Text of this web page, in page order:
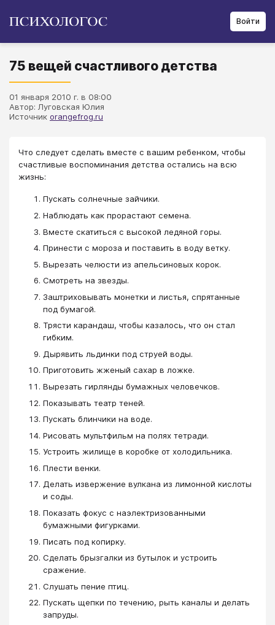
Войти
75 вещей счастливого детства
01 января 2010 г. в 08:00
Автор: Луговская Юлия
Источник orangefrog.ru
Что следует сделать вместе с вашим ребенком, чтобы
счастливые воспоминания детства остались на всю
жизнь:
Пускать солнечные зайчики.
Наблюдать как прорастают семена.
Вместе скатиться с высокой ледяной горы.
Принести с мороза и поставить в воду ветку.
Вырезать челюсти из апельсиновых корок.
Смотреть на звезды.
Заштриховывать монетки и листья, спрятанные
под бумагой.
Трясти карандаш, чтобы казалось, что он стал
гибким.
Дырявить льдинки под струей воды.
Приготовить жженый сахар в ложке.
Вырезать гирлянды бумажных человечков.
Показывать театр теней.
Пускать блинчики на воде.
Рисовать мультфильм на полях тетради.
Устроить жилище в коробке от холодильника.
Плести венки.
Делать извержение вулкана из лимонной кислоты
и соды.
Показать фокус с наэлектризованными
бумажными фигурками.
Писать под копирку.
Сделать брызгалки из бутылок и устроить
сражение.
Слушать пение птиц.
Пускать щепки по течению, рыть каналы и делать
запруды.